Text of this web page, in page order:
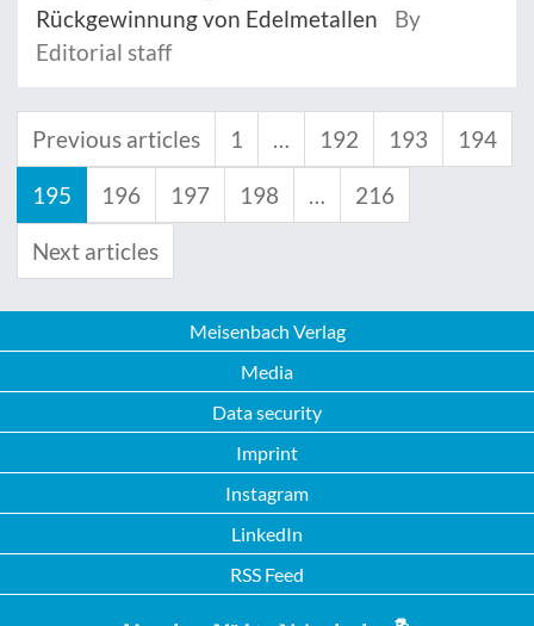
Rückgewinnung von Edelmetallen
By
Editorial staff
Previous articles 1 … 192 193 194
195 196 197 198 … 216
Next articles
Meisenbach Verlag
Media
Data security
Imprint
Instagram
LinkedIn
RSS Feed